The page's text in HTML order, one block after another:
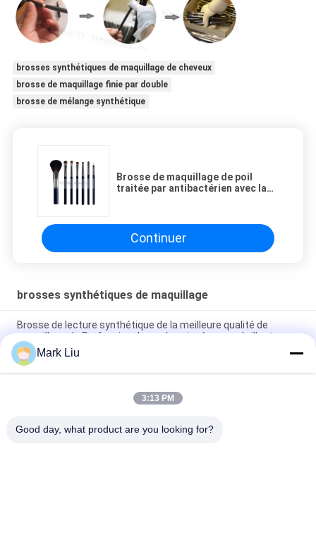
brosses synthétiques de maquillage de cheveux
brosse de maquillage finie par double
brosse de mélange synthétique
Brosse de maquillage de poil
traitée par antibactérien avec la
Continuer
brosses synthétiques de maquillage
Brosse de lecture synthétique de la meilleure qualité de
maquillage de Prefessional avec la poignée rouge brillante
Le maquillage synthétique naturel étonnant de cheveux de
précision balaye les outils complets de beauté
De luxe synthétique de brosse de lecture 15 support de
Mark Liu
3:13 PM
Good day, what product are you looking for?